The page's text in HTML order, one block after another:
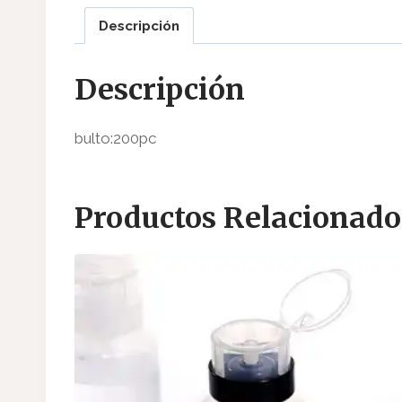
Descripción
Descripción
bulto:200pc
Productos